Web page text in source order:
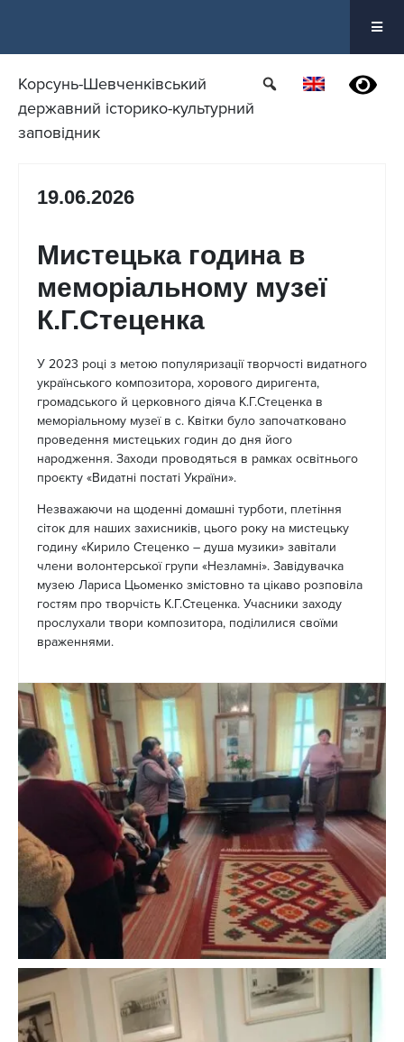
Корсунь-Шевченківський
державний історико-культурний
заповідник
19.06.2026
Мистецька година в
меморіальному музеї
К.Г.Стеценка
У 2023 році з метою популяризації творчості видатного
українського композитора, хорового диригента,
громадського й церковного діяча К.Г.Стеценка в
меморіальному музеї в с. Квітки було започатковано
проведення мистецьких годин до дня його
народження. Заходи проводяться в рамках освітнього
проєкту «Видатні постаті України».
Незважаючи на щоденні домашні турботи, плетіння
сіток для наших захисників, цього року на мистецьку
годину «Кирило Стеценко – душа музики» завітали
члени волонтерської групи «Незламні». Завідувачка
музею Лариса Цьоменко змістовно та цікаво розповіла
гостям про творчість К.Г.Стеценка. Учасники заходу
прослухали твори композитора, поділилися своїми
враженнями.